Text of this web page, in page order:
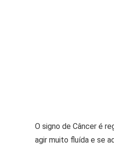
O signo de Câncer é
agir muito fluída e se